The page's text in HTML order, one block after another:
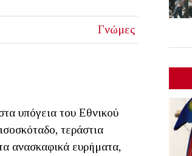
Γνώμες
υπόγεια του Εθνικού
τεράστια
ανασκαφικά ευρήματα,